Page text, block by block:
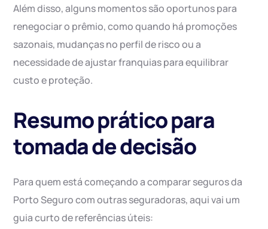
Além disso, alguns momentos são oportunos para
renegociar o prêmio, como quando há promoções
sazonais, mudanças no perfil de risco ou a
necessidade de ajustar franquias para equilibrar
custo e proteção.
Resumo prático para
tomada de decisão
Para quem está começando a comparar seguros da
Porto Seguro com outras seguradoras, aqui vai um
guia curto de referências úteis: